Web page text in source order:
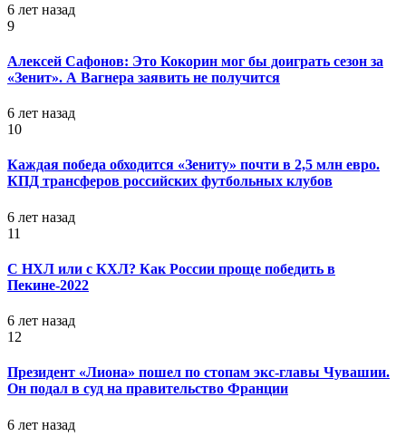
6 лет назад
9
Алексей Сафонов: Это Кокорин мог бы доиграть сезон за
«Зенит». А Вагнера заявить не получится
6 лет назад
10
Каждая победа обходится «Зениту» почти в 2,5 млн евро.
КПД трансферов российских футбольных клубов
6 лет назад
11
С НХЛ или с КХЛ? Как России проще победить в
Пекине-2022
6 лет назад
12
Президент «Лиона» пошел по стопам экс-главы Чувашии.
Он подал в суд на правительство Франции
6 лет назад